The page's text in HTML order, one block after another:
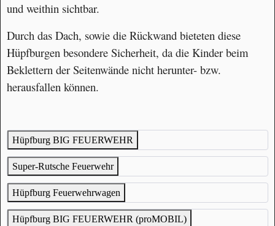
und weithin sichtbar.
Durch das Dach, sowie die Rückwand bieteten diese
Hüpfburgen besondere Sicherheit, da die Kinder beim
Beklettern der Seitenwände nicht herunter- bzw.
herausfallen können.
Hüpfburg BIG FEUERWEHR
Super-Rutsche Feuerwehr
Hüpfburg Feuerwehrwagen
Hüpfburg BIG FEUERWEHR (proMOBIL)